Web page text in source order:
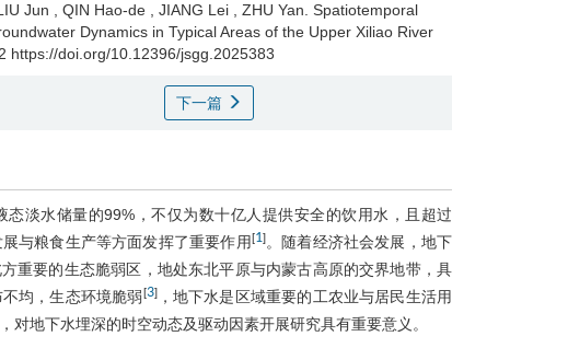
Jun QIN Hao-de JIANG Lei ZHU Yan Spatiotemporal
Dynamics in Typical Areas of the Upper Xiliao River
https://doi.org/10.12396/jsgg.2025383
下一篇
淡水储量的99%，不仅为数十亿人提供安全的饮用水，且超过
与粮食生产等方面发挥了重要作用[1]。随着经济社会发展，地下
重要的生态脆弱区，地处东北平原与内蒙古高原的交界地带，具
均，生态环境脆弱[3]，地下水是区域重要的工农业与居民生活用
地下水埋深的时空动态及驱动因素开展研究具有重要意义。